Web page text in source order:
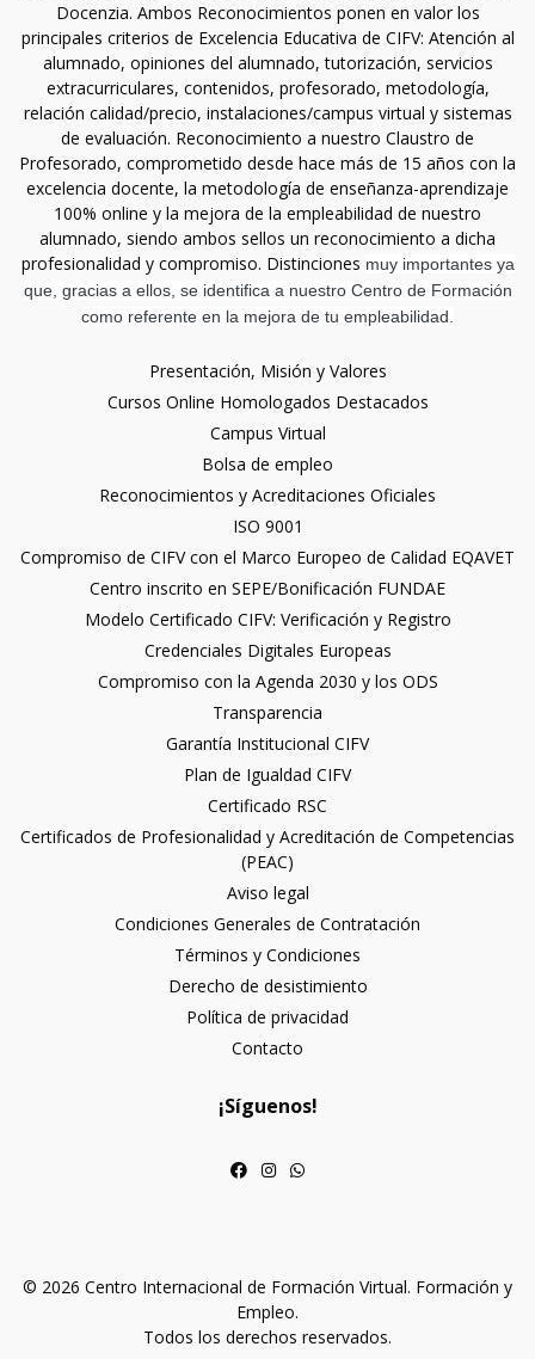
Docenzia. Ambos Reconocimientos ponen en valor los
principales criterios de Excelencia Educativa de CIFV: Atención al
alumnado, opiniones del alumnado, tutorización, servicios
extracurriculares, contenidos, profesorado, metodología,
relación calidad/precio, instalaciones/campus virtual y sistemas
de evaluación. Reconocimiento a nuestro Claustro de
Profesorado, comprometido desde hace más de 15 años con la
excelencia docente, la metodología de enseñanza-aprendizaje
100% online y la mejora de la empleabilidad de nuestro
alumnado, siendo ambos sellos un reconocimiento a dicha
profesionalidad y compromiso. Distinciones muy importantes ya
que, gracias a ellos, se identifica a nuestro Centro de Formación
como referente en la mejora de tu empleabilidad.
Presentación, Misión y Valores
Cursos Online Homologados Destacados
Campus Virtual
Bolsa de empleo
Reconocimientos y Acreditaciones Oficiales
ISO 9001
Compromiso de CIFV con el Marco Europeo de Calidad EQAVET
Centro inscrito en SEPE/Bonificación FUNDAE
Modelo Certificado CIFV: Verificación y Registro
Credenciales Digitales Europeas
Compromiso con la Agenda 2030 y los ODS
Transparencia
Garantía Institucional CIFV
Plan de Igualdad CIFV
Certificado RSC
Certificados de Profesionalidad y Acreditación de Competencias
(PEAC)
Aviso legal
Condiciones Generales de Contratación
Términos y Condiciones
Derecho de desistimiento
Política de privacidad
Contacto
¡Síguenos!
© 2026 Centro Internacional de Formación Virtual. Formación y
Empleo.
Todos los derechos reservados.